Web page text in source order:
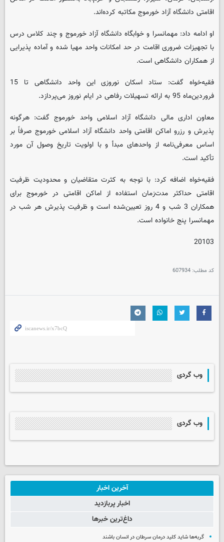
اقامتی دانشگاه آزاد خورموج مکاتبه کرده‌اند.
او ادامه داد: مهمانسرا و خوابگاه دانشگاه آزاد خورموج و چند کلاس درس
با تجهیزات ضروری اقامت در حد امکانات واحد مهیا شده و آماده پذیرایی
از همکاران دانشگاهی است.
فقیه‌خواه گفت: ستاد اسکان نوروزی این واحد دانشگاهی تا 15
فروردین‌ماه 95 به ارائه تسهیلات رفاهی در ایام نوروز می‌پردازد.
معاون اداری مالی دانشگاه آزاد اسلامی واحد خورموج گفت: هرگونه
پذیرش و رزرو اماکن اقامتی واحد دانشگاه آزاد اسلامی خورموج صرفاً بر
اساس معرفی‌نامه از واحدهای مبدأ و با اولویت تاریخ وصول آن مورد
تأکید است.
فقیه‌خواه اضافه کرد: با توجه به کثرت متقاضیان و محدودیت ظرفیت
اقامتی حداکثر مدت‌زمان استفاده از اماکن اقامتی در خورموج برای
همکاران 3 شب و 4 روز تعیین‌شده است و ظرفیت پذیرش هر شب در
مهمانسرا پنج خانواده است.
20103
کد مطلب: 607934
وب گردی
وب گردی
آخرین اخبار
اخبار پربازدید
داغ‌ترین خبرها
گربه‌ها شاید کلید درمان سرطان در انسان باشند